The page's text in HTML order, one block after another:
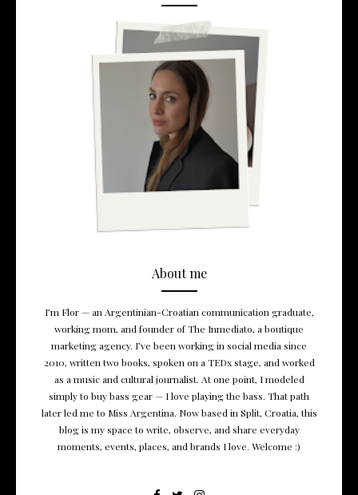
About me
I’m Flor — an Argentinian-Croatian communication graduate,
working mom, and founder of The Inmediato, a boutique
marketing agency. I’ve been working in social media since
2010, written two books, spoken on a TEDx stage, and worked
as a music and cultural journalist. At one point, I modeled
simply to buy bass gear — I love playing the bass. That path
later led me to Miss Argentina. Now based in Split, Croatia, this
blog is my space to write, observe, and share everyday
moments, events, places, and brands I love. Welcome :)